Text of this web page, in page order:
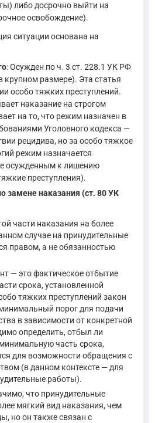
либо досрочно выйти на
освобождение).
ситуации основана на
: Осужден по ч. 3 ст. 228.1 УК РФ
крупном размере). Эта статья
особо тяжких преступлений.
наказание на строгом
на то, что режим назначен в
Уголовного кодекса —
рецидива, но за особо тяжкое
режим назначается
осужденным к лишению
преступления).
замене наказания (ст. 80 УК
части наказания на более
случае на принудительные
правом, а не обязанностью
— это фактическое отбытие
срока, установленной
тяжких преступлений закон
порог для подачи
в зависимости от конкретной
определить, отбыл ли
часть срока,
для возможности обращения с
(в данном контексте — для
работы).
что принудительные
мягкий вид наказания, чем
но он также связан с